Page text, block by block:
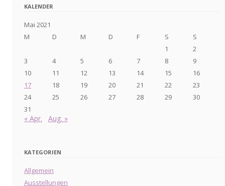
KALENDER
Mai 2021
M
D M D F S
S
1
2
3
4 5 6 7 8
9
10
11 12 13 14 15
16
17
18 19 20 21 22
23
24
25 26 27 28 29
30
31
« Apr. Aug. »
KATEGORIEN
Allgemein
Ausstellungen